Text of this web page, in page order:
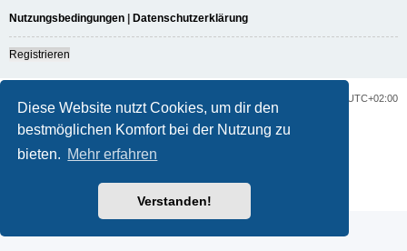
Diese Website nutzt Cookies, um dir den
bestmöglichen Komfort bei der Nutzung zu
bieten. Mehr erfahren
Verstanden!
Nutzungsbedingungen | Datenschutzerklärung
Registrieren
UTC+02:00
Powered byphpBB ® Forum Software © phpBB Limited
Deutsche Übersetzung durch
Datenschutz
Customized by